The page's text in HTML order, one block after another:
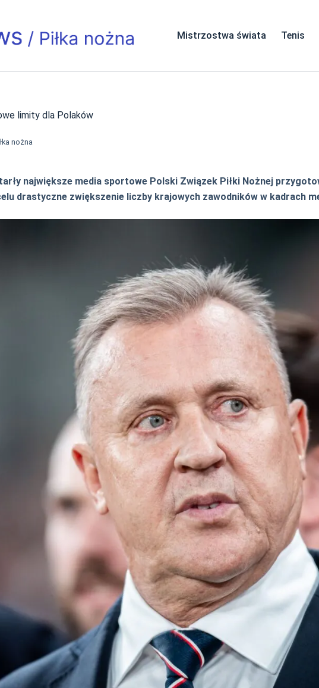
Mistrzostwa świata Tenis
limity dla Polaków
nożna
największe media sportowe Polski Związek Piłki Nożnej
drastyczne zwiększenie liczby krajowych zawodników w kadrach